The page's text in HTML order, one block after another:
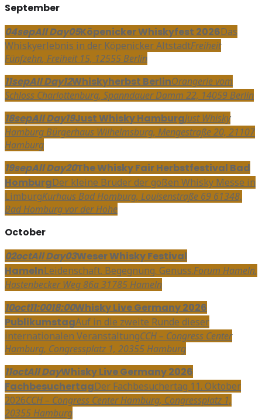
September
04sepAll Day05Köpenicker Whiskyfest 2026Das
Whiskyerlebnis in der Köpenicker AltstadtFreiheit
Fünfzehn, Freiheit 15, 12555 Berlin
11sepAll Day12Whiskyherbst BerlinOrangerie vom
Schloss Charlottenburg, Spanndauer Damm 22, 14059 Berlin
18sepAll Day19Just Whisky HamburgJust Whisky
Hamburg Bürgerhaus Wilhelmsburg, Mengestraße 20, 21107
Hamburg
19sepAll Day20The Whisky Fair Herbstfestival Bad
HomburgDer kleine Bruder der goßen Whisky Messe in
LimburgKurhaus Bad Homburg, Louisenstraße 69 61348,
Bad Homburg vor der Höhe
October
02octAll Day03Weser Whisky Festival
HamelnLeidenschaft. Begegnung. Genuss.Forum Hameln,
Hastenbecker Weg 86a 31785 Hameln
10oct11:0018:00Whisky Live Germany 2026
PublikumstagAuf in die zweite Runde dieser
internationalen VeranstaltungCCH – Congress Center
Hamburg, Congressplatz 1, 20355 Hamburg
11octAll DayWhisky Live Germany 2026
FachbesuchertagDer Fachbesuchertag 11. Oktober
2026CCH – Congress Center Hamburg, Congressplatz 1,
20355 Hamburg